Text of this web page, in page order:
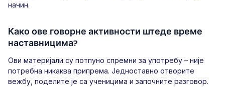
начин.
Како ове говорне активности штеде време
наставницима?
Ови материјали су потпуно спремни за употребу – није
потребна никаква припрема. Једноставно отворите
вежбу, поделите је са ученицима и започните разговор.